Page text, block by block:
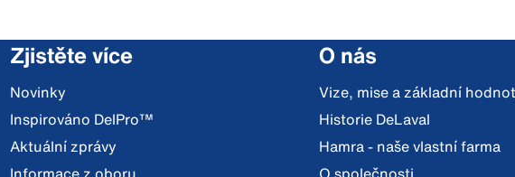
Zjistěte více
Novinky
Inspirováno DelPro™
Aktuální zprávy
O nás
Vize, mise a základní
Historie DeLaval
Hamra - naše vlastní farma